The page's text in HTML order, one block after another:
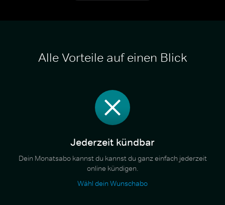
Alle Vorteile auf einen Blick
Jederzeit kündbar
Dein Monatsabo kannst du kannst du ganz einfach jederzeit
online kündigen.
Wähl dein Wunschabo